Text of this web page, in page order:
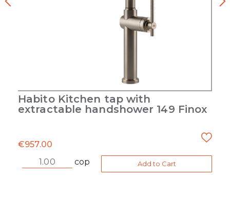
Habito Kitchen tap with
extractable handshower 149 Finox
€957.00
cop
Add to Cart